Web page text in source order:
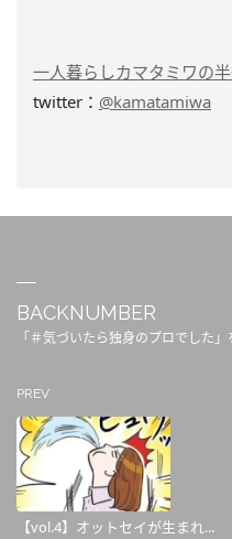
一人暮らしカマタミワの
twitter： @kamatamiwa
BACKNUMBER
「＃気づいたら独身のプロでした
PREV
【vol.4】オットセイが生まれ...